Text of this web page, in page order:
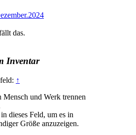
das.
Inventar
↑
Mensch und Werk trennen
dieses Feld, um es in
Größe anzuzeigen.